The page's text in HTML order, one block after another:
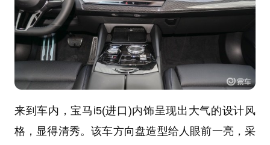
来到车内，宝马i5(进口)内饰呈现出大气的设计风
格，显得清秀。该车方向盘造型给人眼前一亮，采